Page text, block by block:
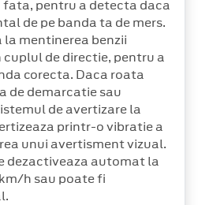
pentru a detecta daca
de pe banda ta de mers.
mentinerea benzii
de directie, pentru a
corecta. Daca roata
de demarcatie sau
de avertizare la
printr-o vibratie a
unui avertisment vizual.
dezactiveaza automat la
h sau poate fi